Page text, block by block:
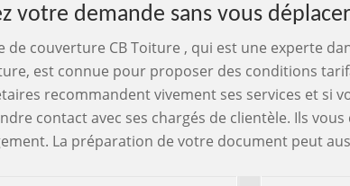
votre demande sans vous
de couverture CB Toiture , qui est une experte
est connue pour proposer des conditions
recommandent vivement ses services et si
contact avec ses chargés de clientèle. Ils
La préparation de votre document peut